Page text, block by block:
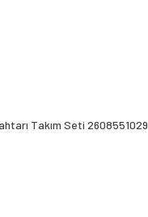
Takım Seti 2608551029